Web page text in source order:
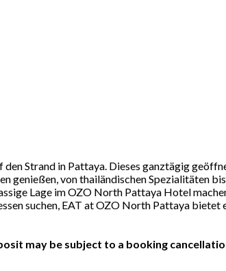
Strand in Pattaya. Dieses ganztägig
genießen, von thailändischen Spezialitäten
Lage im OZO North Pattaya Hotel
suchen, EAT at OZO North Pattaya
may be subject to a booking